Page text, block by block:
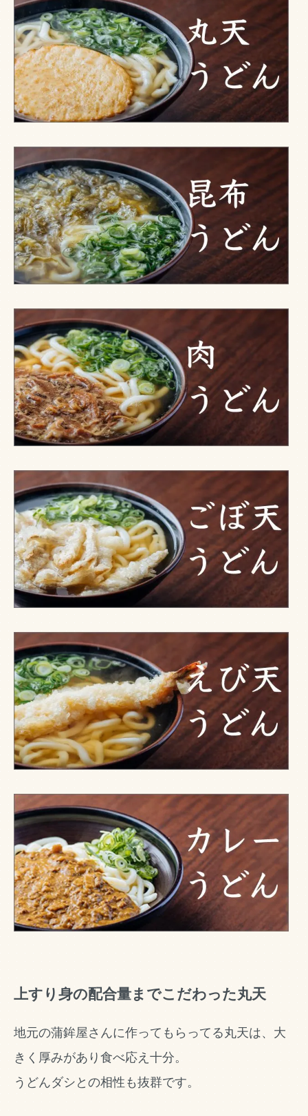
上すり身の配合量までこだわった丸天
地元の蒲鉾屋さんに作ってもらってる丸天は、大
きく厚みがあり食べ応え十分。
うどんダシとの相性も抜群です。